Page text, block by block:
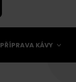
PŘÍPRAVA KÁVY